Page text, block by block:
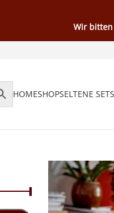
Wir
HOMESHOPSELTENE SETS